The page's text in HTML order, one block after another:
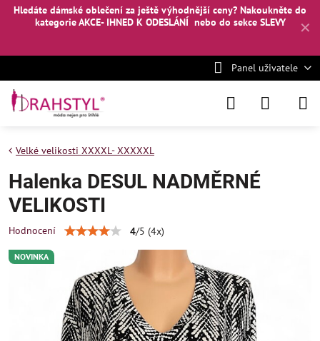
✕
Hledáte dámské oblečení za ještě výhodnější ceny? Nakoukněte do
kategorie AKCE- IHNED K ODESLÁNÍ nebo do sekce SLEVY
Panel uživatele
NOVINKA
Velké velikosti XXXXL- XXXXXL
Halenka DESUL NADMĚRNÉ
VELIKOSTI
Hodnocení 4/5 (4x)